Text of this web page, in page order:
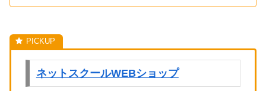
ネットスクールWEBショップ